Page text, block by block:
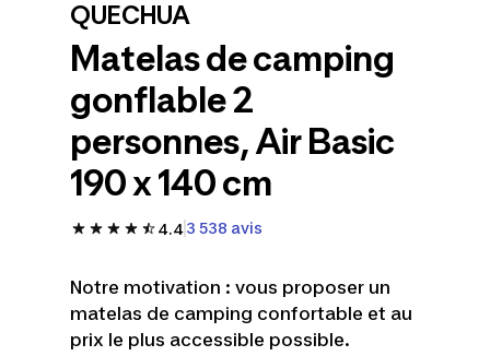
QUECHUA
Matelas de camping
gonflable 2
personnes, Air Basic
190 x 140 cm
4.43 538 avis
Notre motivation : vous proposer un
matelas de camping confortable et au
prix le plus accessible possible.